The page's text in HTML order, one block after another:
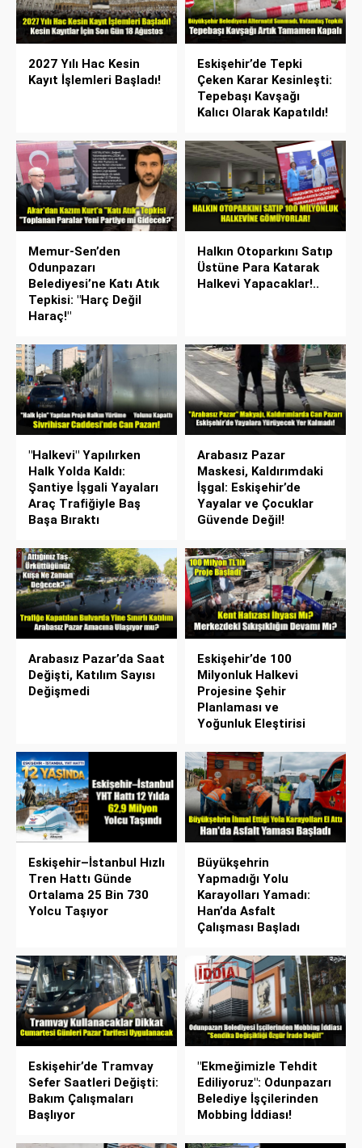
2027 Yılı Hac Kesin
Kayıt İşlemleri Başladı!
Eskişehir’de Tepki
Çeken Karar Kesinleşti:
Tepebaşı Kavşağı
Kalıcı Olarak Kapatıldı!
Memur-Sen’den
Odunpazarı
Belediyesi’ne Katı Atık
Tepkisi: "Harç Değil
Haraç!"
Halkın Otoparkını Satıp
Üstüne Para Katarak
Halkevi Yapacaklar!..
"Halkevi" Yapılırken
Halk Yolda Kaldı:
Şantiye İşgali Yayaları
Araç Trafiğiyle Baş
Başa Bıraktı
Arabasız Pazar
Maskesi, Kaldırımdaki
İşgal: Eskişehir’de
Yayalar ve Çocuklar
Güvende Değil!
Arabasız Pazar’da Saat
Değişti, Katılım Sayısı
Değişmedi
Eskişehir’de 100
Milyonluk Halkevi
Projesine Şehir
Planlaması ve
Yoğunluk Eleştirisi
Eskişehir–İstanbul Hızlı
Tren Hattı Günde
Ortalama 25 Bin 730
Yolcu Taşıyor
Büyükşehrin
Yapmadığı Yolu
Karayolları Yamadı:
Han’da Asfalt
Çalışması Başladı
Eskişehir’de Tramvay
Sefer Saatleri Değişti:
Bakım Çalışmaları
Başlıyor
"Ekmeğimizle Tehdit
Ediliyoruz": Odunpazarı
Belediye İşçilerinden
Mobbing İddiası!